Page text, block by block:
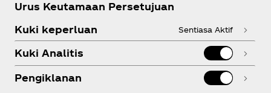
Urus Keutamaan Persetujuan
Kuki keperluan
Sentiasa Aktif
Kuki Analitis
Pengiklanan